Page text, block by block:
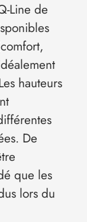
Line de
hauteurs
De
que les
lors du